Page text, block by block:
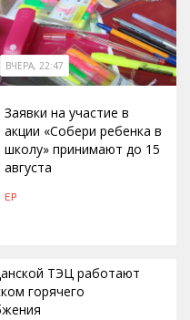
ВЧЕРА, 22:47
Заявки на участие в
акции «Собери ребенка в
школу» принимают до 15
августа
ЕР
ТЭЦ работают
горячего